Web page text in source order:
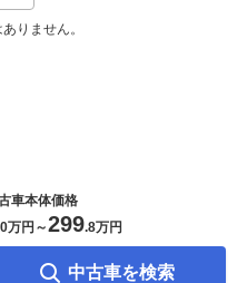
りません。
車本体価格
0万円 ～299.8万円
中古車を検索